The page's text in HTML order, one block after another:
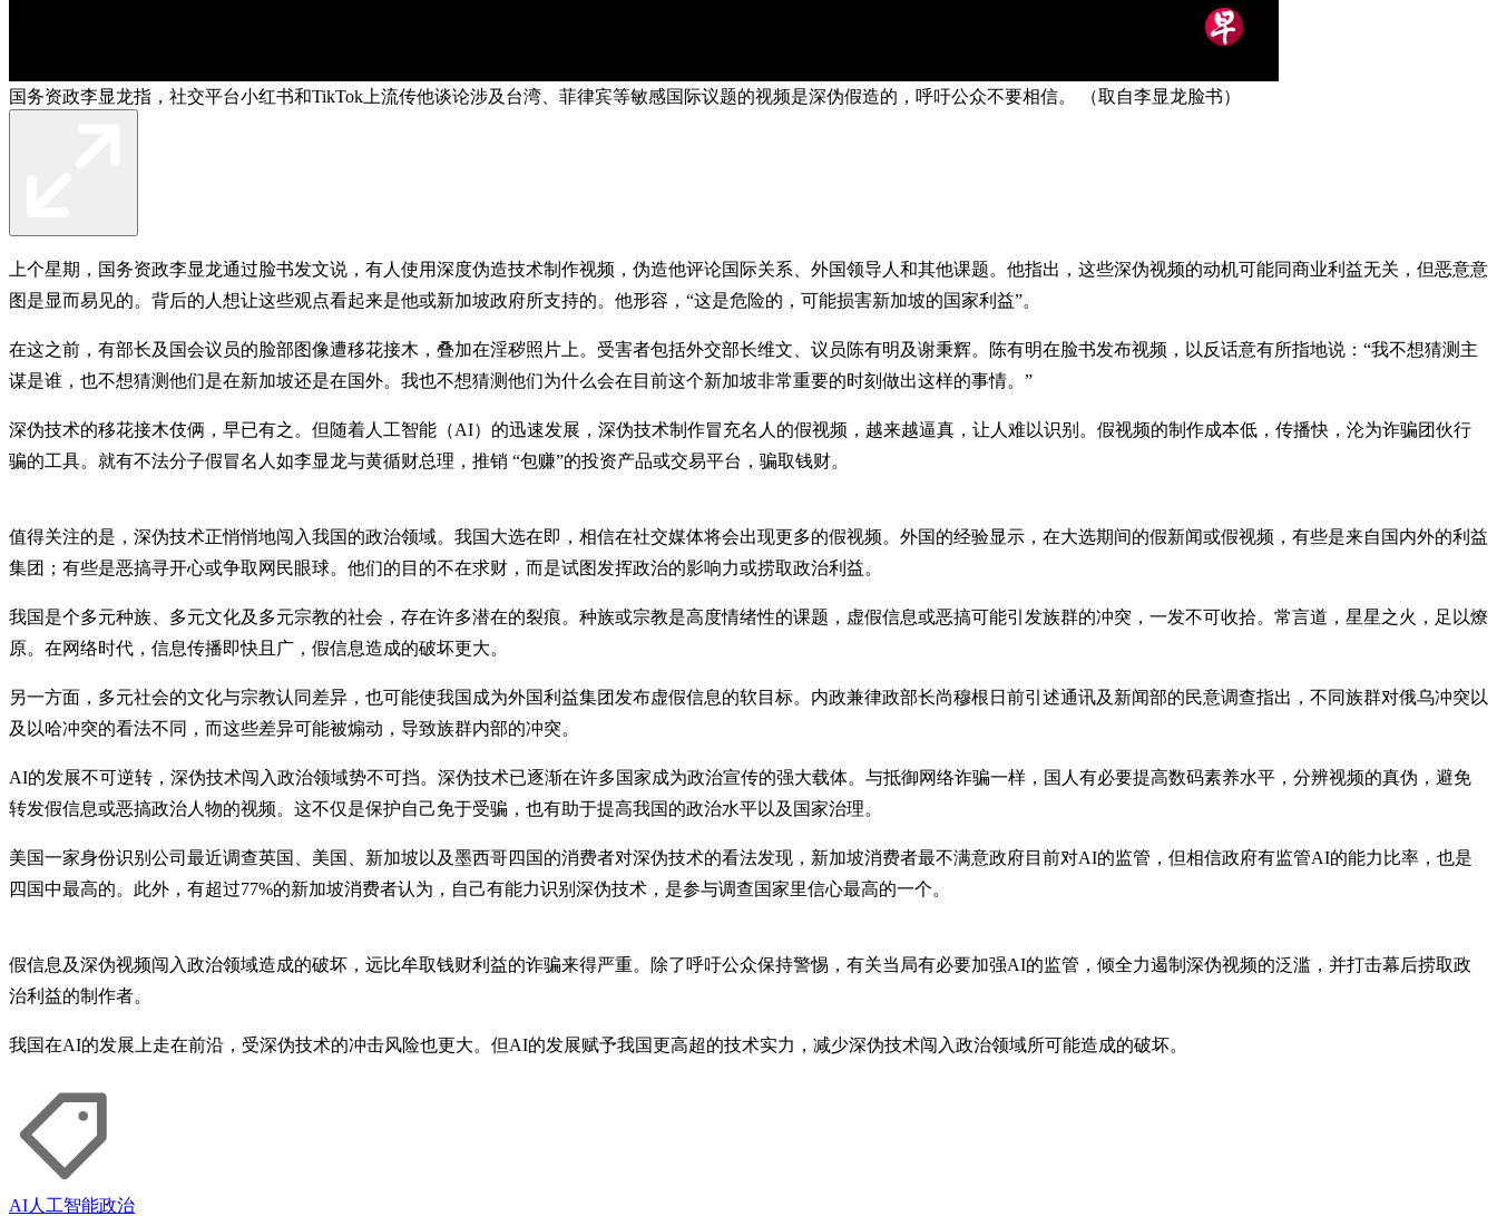
国务资政李显龙指，社交平台小红书和TikTok上流传他谈论涉及台湾、菲律宾等敏感国际议题的视频是深伪假造的，呼吁公众不要相信。 （取自李显龙脸书）
上个星期，国务资政李显龙通过脸书发文说，有人使用深度伪造技术制作视频，伪造他评论国际关系、外国领导人和其他课题。他指出，这些深伪视频的动机可能同商业利益无关，但恶意意
图是显而易见的。背后的人想让这些观点看起来是他或新加坡政府所支持的。他形容，“这是危险的，可能损害新加坡的国家利益”。
在这之前，有部长及国会议员的脸部图像遭移花接木，叠加在淫秽照片上。受害者包括外交部长维文、议员陈有明及谢秉辉。陈有明在脸书发布视频，以反话意有所指地说：“我不想猜测主
谋是谁，也不想猜测他们是在新加坡还是在国外。我也不想猜测他们为什么会在目前这个新加坡非常重要的时刻做出这样的事情。”
深伪技术的移花接木伎俩，早已有之。但随着人工智能（AI）的迅速发展，深伪技术制作冒充名人的假视频，越来越逼真，让人难以识别。假视频的制作成本低，传播快，沦为诈骗团伙行
骗的工具。就有不法分子假冒名人如李显龙与黄循财总理，推销 “包赚”的投资产品或交易平台，骗取钱财。
值得关注的是，深伪技术正悄悄地闯入我国的政治领域。我国大选在即，相信在社交媒体将会出现更多的假视频。外国的经验显示，在大选期间的假新闻或假视频，有些是来自国内外的利益
集团；有些是恶搞寻开心或争取网民眼球。他们的目的不在求财，而是试图发挥政治的影响力或捞取政治利益。
我国是个多元种族、多元文化及多元宗教的社会，存在许多潜在的裂痕。种族或宗教是高度情绪性的课题，虚假信息或恶搞可能引发族群的冲突，一发不可收拾。常言道，星星之火，足以燎
原。在网络时代，信息传播即快且广，假信息造成的破坏更大。
另一方面，多元社会的文化与宗教认同差异，也可能使我国成为外国利益集团发布虚假信息的软目标。内政兼律政部长尚穆根日前引述通讯及新闻部的民意调查指出，不同族群对俄乌冲突以
及以哈冲突的看法不同，而这些差异可能被煽动，导致族群内部的冲突。
AI的发展不可逆转，深伪技术闯入政治领域势不可挡。深伪技术已逐渐在许多国家成为政治宣传的强大载体。与抵御网络诈骗一样，国人有必要提高数码素养水平，分辨视频的真伪，避免
转发假信息或恶搞政治人物的视频。这不仅是保护自己免于受骗，也有助于提高我国的政治水平以及国家治理。
美国一家身份识别公司最近调查英国、美国、新加坡以及墨西哥四国的消费者对深伪技术的看法发现，新加坡消费者最不满意政府目前对AI的监管，但相信政府有监管AI的能力比率，也是
四国中最高的。此外，有超过77%的新加坡消费者认为，自己有能力识别深伪技术，是参与调查国家里信心最高的一个。
假信息及深伪视频闯入政治领域造成的破坏，远比牟取钱财利益的诈骗来得严重。除了呼吁公众保持警惕，有关当局有必要加强AI的监管，倾全力遏制深伪视频的泛滥，并打击幕后捞取政
治利益的制作者。
我国在AI的发展上走在前沿，受深伪技术的冲击风险也更大。但AI的发展赋予我国更高超的技术实力，减少深伪技术闯入政治领域所可能造成的破坏。
AI人工智能政治